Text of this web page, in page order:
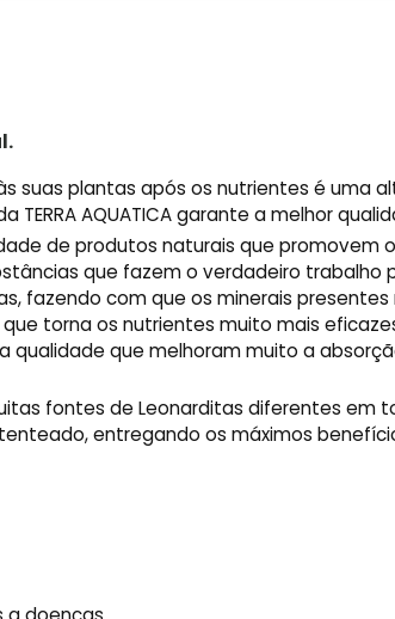
suas plantas após os nutrientes é uma
TERRA AQUATICA garante a melhor
de produtos naturais que promovem
que fazem o verdadeiro trabalho
fazendo com que os minerais presentes
torna os nutrientes muito mais eficazes.
qualidade que melhoram muito a
fontes de Leonarditas diferentes em
entregando os máximos